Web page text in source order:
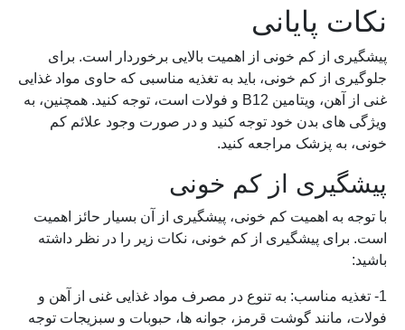
نکات پایانی
پیشگیری از کم خونی از اهمیت بالایی برخوردار است. برای
جلوگیری از کم خونی، باید به تغذیه مناسبی که حاوی مواد غذایی
غنی از آهن، ویتامین B12 و فولات است، توجه کنید. همچنین، به
ویژگی های بدن خود توجه کنید و در صورت وجود علائم کم
خونی، به پزشک مراجعه کنید.
پیشگیری از کم خونی
با توجه به اهمیت کم خونی، پیشگیری از آن بسیار حائز اهمیت
است. برای پیشگیری از کم خونی، نکات زیر را در نظر داشته
باشید:
1- تغذیه مناسب: به تنوع در مصرف مواد غذایی غنی از آهن و
فولات، مانند گوشت قرمز، جوانه ها، حبوبات و سبزیجات توجه